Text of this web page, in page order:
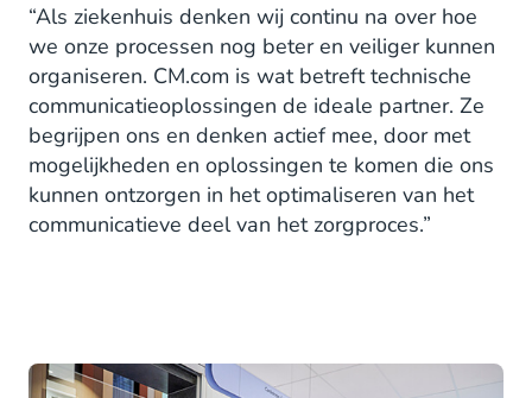
“Als ziekenhuis denken wij continu na over hoe
we onze processen nog beter en veiliger kunnen
organiseren. CM.com is wat betreft technische
communicatieoplossingen de ideale partner. Ze
begrijpen ons en denken actief mee, door met
mogelijkheden en oplossingen te komen die ons
kunnen ontzorgen in het optimaliseren van het
communicatieve deel van het zorgproces.”